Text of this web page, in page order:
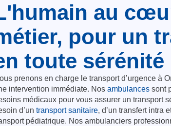
au
pour un
toute sérénité
prenons en charge le transport d’urgence à
intervention immédiate. Nos ambulances sont
médicaux pour vous assurer un transport
d’un transport sanitaire, d’un transfert intra
pédiatrique. Nos ambulanciers